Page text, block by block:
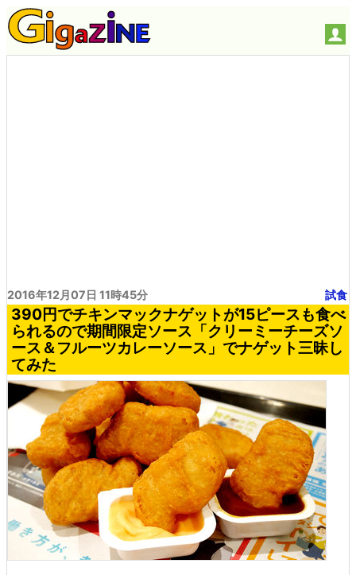
2016年12月07日 11時45分 試食
390円でチキンマックナゲットが15ピースも食べ
られるので期間限定ソース「クリーミーチーズソ
ース＆フルーツカレーソース」でナゲット三昧し
てみた